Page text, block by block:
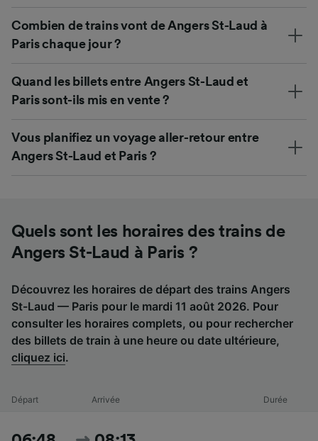
Combien de trains vont de Angers St-Laud à
Paris chaque jour ?
Quand les billets entre Angers St-Laud et
Paris sont-ils mis en vente ?
Vous planifiez un voyage aller-retour entre
Angers St-Laud et Paris ?
Quels sont les horaires des trains de
Angers St-Laud à Paris ?
Découvrez les horaires de départ des trains Angers
St-Laud — Paris pour le mardi 11 août 2026. Pour
consulter les horaires complets, ou pour rechercher
des billets de train à une heure ou date ultérieure,
cliquez ici.
Départ Arrivée Durée